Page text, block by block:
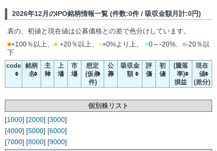
2026年12月のIPO銘柄情報一覧 (件数:0件 / 吸収金額月計:0円)
表の、初値と現在値は公募価格との差で色分けしています。
■+100％以上、 ■ +20％以上、 ■+0%より上、 ■0～-20%、 ■-20％以
下
code 銘柄
名
主
幹
上
場
市
場
想定
(仮条
件)
公
募
吸収金
額
評
価
初
値
(騰落
率)
損益
現在
値
(差分)
個別株リスト
[1000] [2000] [3000]
[4000] [5000] [6000]
[7000] [8000] [9000]